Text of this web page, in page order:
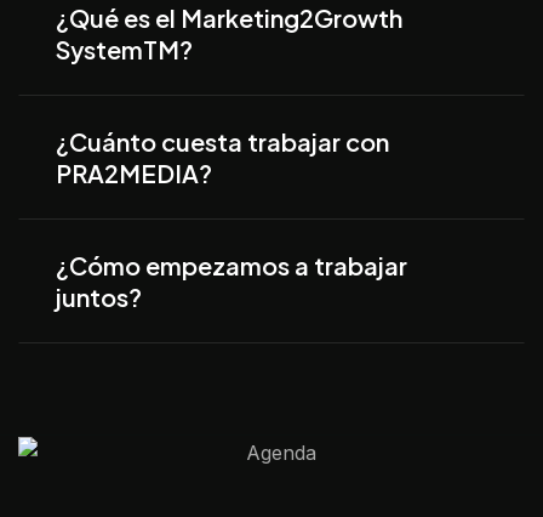
¿Qué es el Marketing2Growth
SystemTM?
¿Cuánto cuesta trabajar con
PRA2MEDIA?
¿Cómo empezamos a trabajar
juntos?